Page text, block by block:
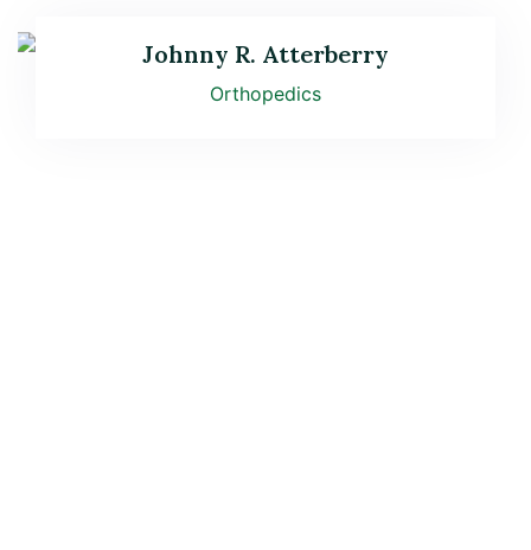
Johnny R. Atterberry
Orthopedics